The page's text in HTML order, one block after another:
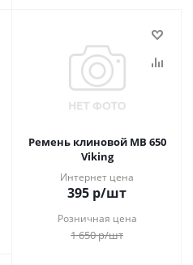
Ремень клиновой MB 650
Viking
Интернет цена
395 р/шт
Розничная цена
1 650р/шт